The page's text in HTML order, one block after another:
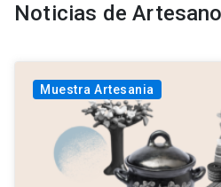
Noticias de
Muestra Artesania